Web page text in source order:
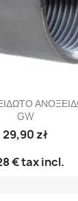
GW
29,90 zł
€tax incl.